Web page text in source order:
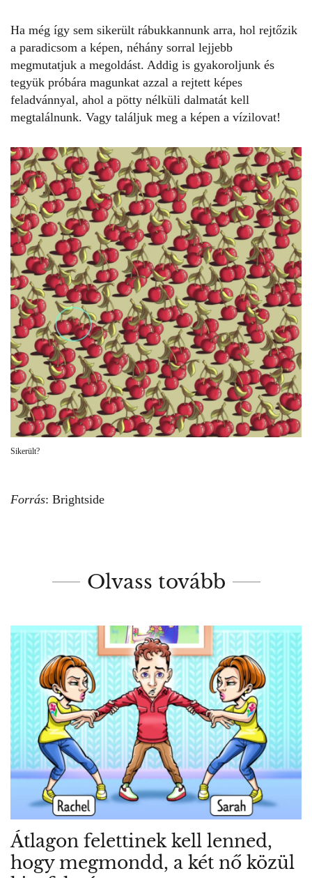
Ha még így sem sikerült rábukkannunk arra, hol rejtőzik
a paradicsom a képen, néhány sorral lejjebb
megmutatjuk a megoldást. Addig is gyakoroljunk és
tegyük próbára magunkat azzal a rejtett képes
feladvánnyal, ahol a pötty nélküli dalmatát kell
megtalálnunk. Vagy találjuk meg a képen a vízilovat!
Sikerült?
Forrás: Brightside
Olvass tovább
Átlagon felettinek kell lenned,
hogy megmondd, a két nő közül